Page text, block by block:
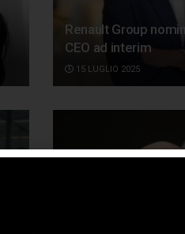
Renault Group
CEO ad interim
15 LUGLIO 2025